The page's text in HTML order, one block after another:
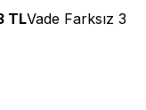
TLVade Farksız 3